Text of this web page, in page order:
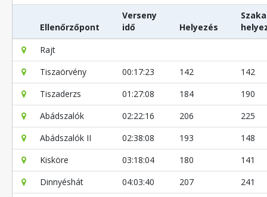
Ellenőrzőpont
Verseny
idő
Helyezés
Rajt
Tiszaörvény
00:17:23 142
142
Tiszaderzs
01:27:08 184
190
Abádszalók
02:22:16 206
225
Abádszalók II
02:38:08 193
148
Kisköre
03:18:04 180
141
Dinnyéshát
04:03:40 207
241